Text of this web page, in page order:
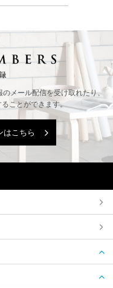
のメール配信を受け取れたり、
ことができます。
はこちら